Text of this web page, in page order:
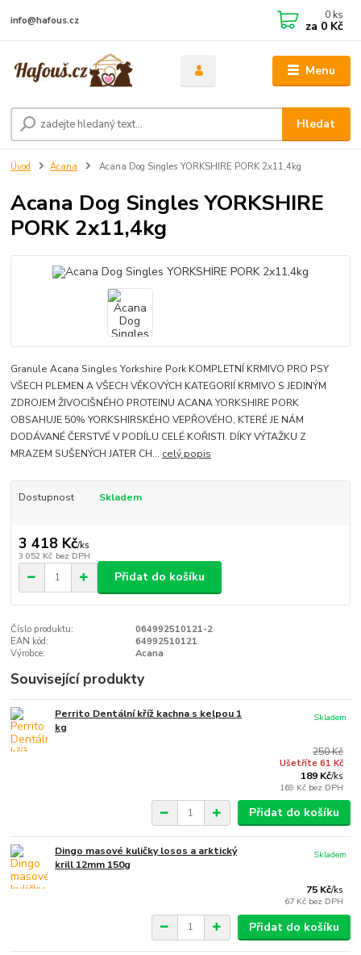
Menu
Hledat
info@hafous.cz 0 ks
za 0 Kč
Úvod Acana Acana Dog Singles YORKSHIRE PORK 2x11,4kg
Acana Dog Singles YORKSHIRE
PORK 2x11,4kg
Granule Acana Singles Yorkshire Pork KOMPLETNÍ KRMIVO PRO PSY
VŠECH PLEMEN A VŠECH VĚKOVÝCH KATEGORIÍ KRMIVO S JEDINÝM
ZDROJEM ŽIVOCIŠNÉHO PROTEINU ACANA YORKSHIRE PORK
OBSAHUJE 50% YORKSHIRSKÉHO VEPŘOVÉHO, KTERÉ JE NÁM
DODÁVANÉ ČERSTVÉ V PODÍLU CELÉ KOŘISTI. DÍKY VÝTAŽKU Z
MRAZEM SUŠENÝCH JATER CH... celý popis
Dostupnost Skladem
3 418 Kč/ks
3 052 Kč bez DPH
Přidat do košíku
Číslo produktu:
064992510121-2
EAN kód:
64992510121
Výrobce:
Acana
Související produkty
Perrito Dentální kříž kachna s kelpou 1
kg
250 Kč
Ušetříte 61 Kč
189 Kč/ks
169 Kč bez DPH
Skladem
Přidat do košíku
Dingo masové kuličky losos a arktický
krill 12mm 150g
75 Kč/ks
67 Kč bez DPH
Skladem
Přidat do košíku